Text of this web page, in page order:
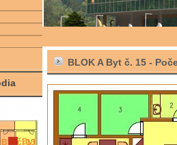
Byt č. 13
Byt
BLOK A Byt č. 15 -